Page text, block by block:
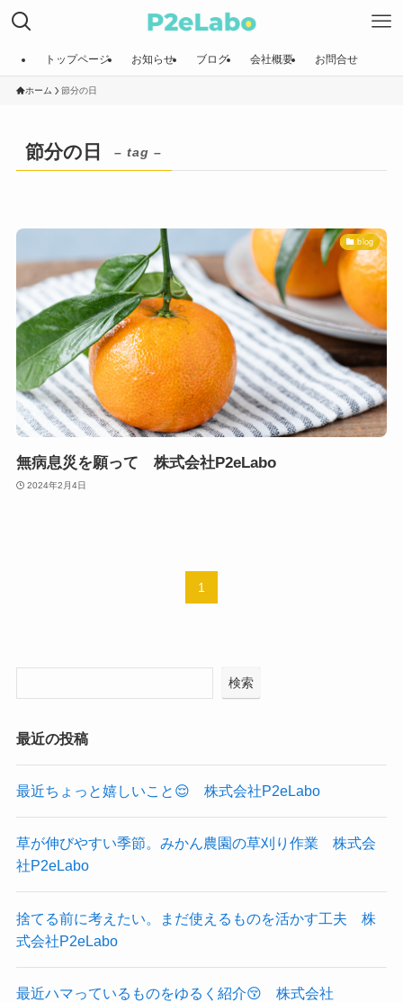
トップページ お知らせ ブログ 会社概要 お問合せ
ホーム 節分の日
節分の日 – tag –
blog
無病息災を願って 株式会社P2eLabo
2024年2月4日
1
検索
最近の投稿
最近ちょっと嬉しいこと😌 株式会社P2eLabo
草が伸びやすい季節。みかん農園の草刈り作業 株式会
社P2eLabo
捨てる前に考えたい。まだ使えるものを活かす工夫 株
式会社P2eLabo
最近ハマっているものをゆるく紹介😚 株式会社